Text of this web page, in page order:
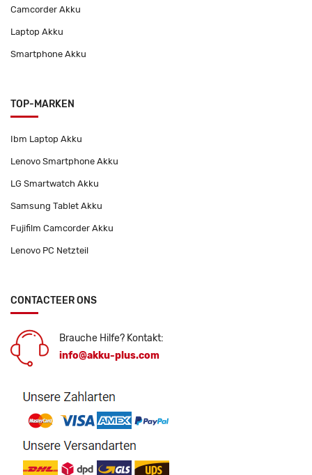
Camcorder Akku
Laptop Akku
Smartphone Akku
TOP-MARKEN
Ibm Laptop Akku
Lenovo Smartphone Akku
LG Smartwatch Akku
Samsung Tablet Akku
Fujifilm Camcorder Akku
Lenovo PC Netzteil
CONTACTEER ONS
Brauche Hilfe? Kontakt:
info@akku-plus.com